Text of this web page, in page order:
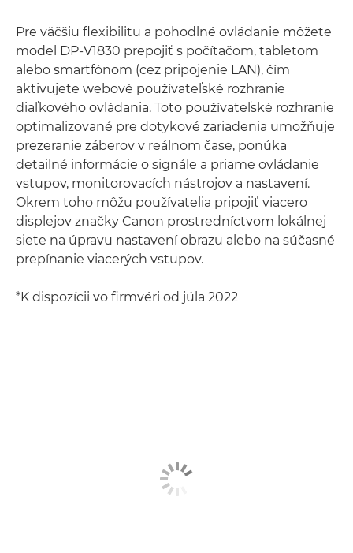
Pre väčšiu flexibilitu a pohodlné ovládanie môžete
model DP-V1830 prepojiť s počítačom, tabletom
alebo smartfónom (cez pripojenie LAN), čím
aktivujete webové používateľské rozhranie
diaľkového ovládania. Toto používateľské rozhranie
optimalizované pre dotykové zariadenia umožňuje
prezeranie záberov v reálnom čase, ponúka
detailné informácie o signále a priame ovládanie
vstupov, monitorovacích nástrojov a nastavení.
Okrem toho môžu používatelia pripojiť viacero
displejov značky Canon prostredníctvom lokálnej
siete na úpravu nastavení obrazu alebo na súčasné
prepínanie viacerých vstupov.
*K dispozícii vo firmvéri od júla 2022